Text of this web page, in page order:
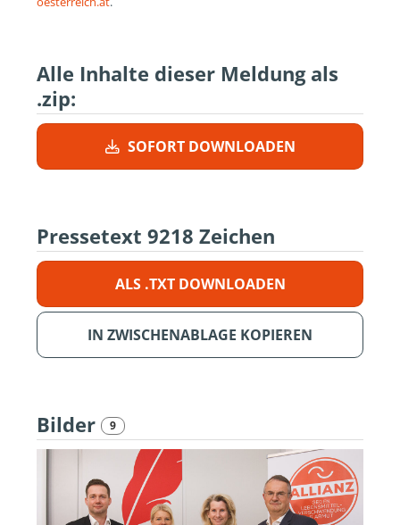
Alle Inhalte dieser Meldung als
.zip:
SOFORT DOWNLOADEN
Pressetext 9218 Zeichen
ALS .TXT DOWNLOADEN
IN ZWISCHENABLAGE KOPIEREN
Bilder 9